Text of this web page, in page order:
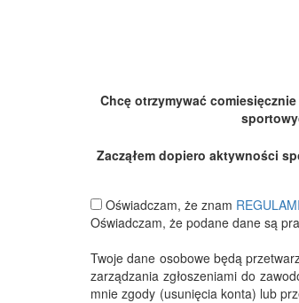
Chcę otrzymywać
Zacząłem dopiero aktywności
Oświadczam, że znam
Oświadczam, że podane dane są
Twoje dane osobowe będą
zarządzania zgłoszeniami do
mnie zgody (usunięcia konta) lub